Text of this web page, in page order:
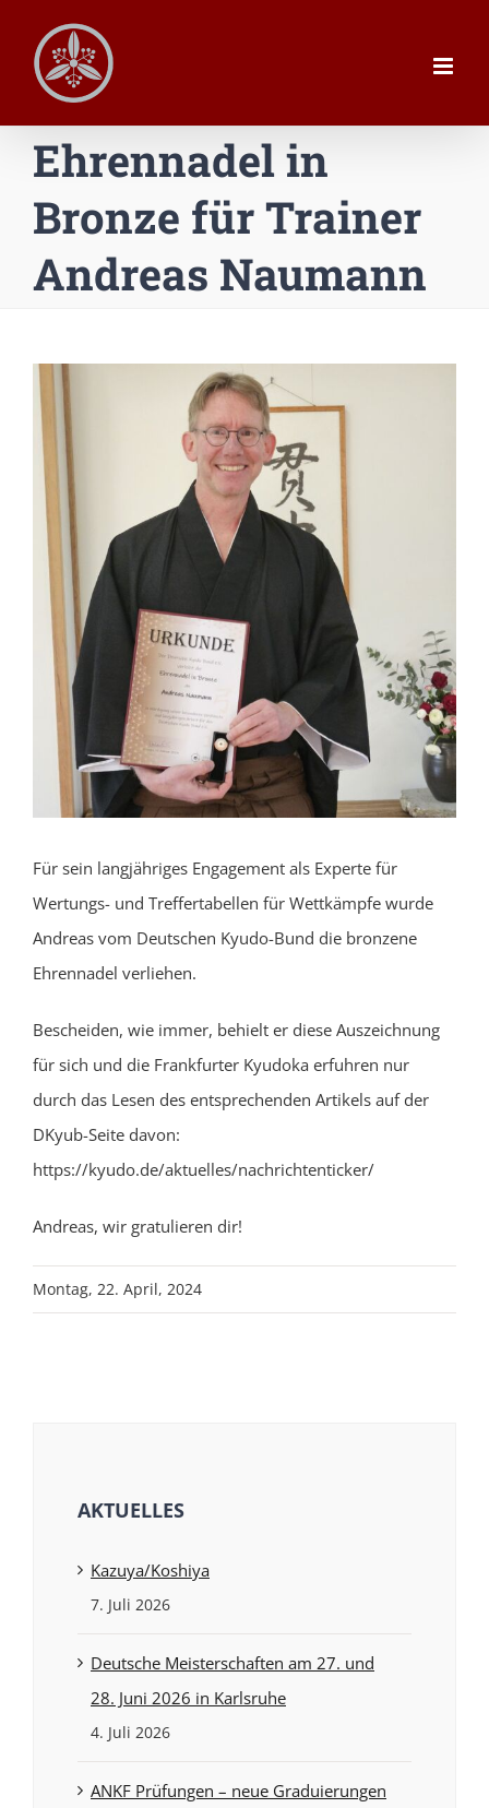
Inhalt
springen
Ehrennadel in
Bronze für Trainer
Andreas Naumann
Zeige
grösseres
Bild
Für sein langjähriges Engagement als Experte für
Wertungs- und Treffertabellen für Wettkämpfe wurde
Andreas vom Deutschen Kyudo-Bund die bronzene
Ehrennadel verliehen.
Bescheiden, wie immer, behielt er diese Auszeichnung
für sich und die Frankfurter Kyudoka erfuhren nur
durch das Lesen des entsprechenden Artikels auf der
DKyub-Seite davon:
https://kyudo.de/aktuelles/nachrichtenticker/
Andreas, wir gratulieren dir!
Montag, 22. April, 2024
AKTUELLES
Kazuya/Koshiya
7. Juli 2026
Deutsche Meisterschaften am 27. und
28. Juni 2026 in Karlsruhe
4. Juli 2026
ANKF Prüfungen – neue Graduierungen